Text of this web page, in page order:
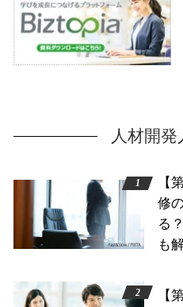
人材開発
【
修
る
も
【